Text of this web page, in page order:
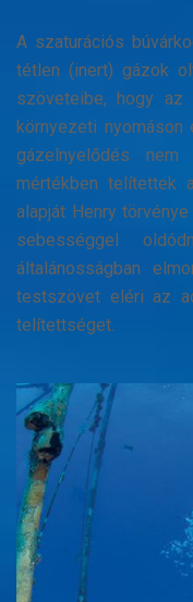
A szaturációs
tétlen (inert) gázok
szöveteibe, hogy az
környezeti nyomáson
gázelnyelődés
mértékben telítettek
alapját Henry
sebességgel
általánosságban
testszövet eléri az
telítettséget.